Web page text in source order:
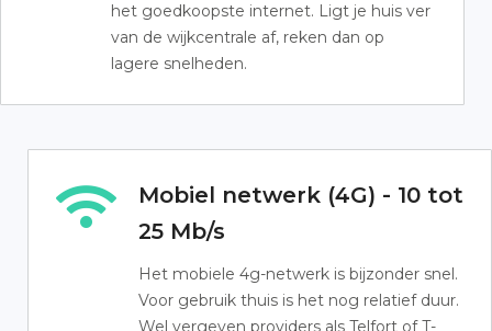
het goedkoopste internet. Ligt je huis ver
van de wijkcentrale af, reken dan op
lagere snelheden.
Mobiel netwerk (4G) - 10 tot
25 Mb/s
Het mobiele 4g-netwerk is bijzonder snel.
Voor gebruik thuis is het nog relatief duur.
Wel vergeven providers als Telfort of T-